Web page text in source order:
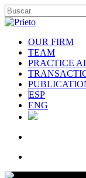
OUR FIRM
TEAM
PRACTICE
ESP
ENG